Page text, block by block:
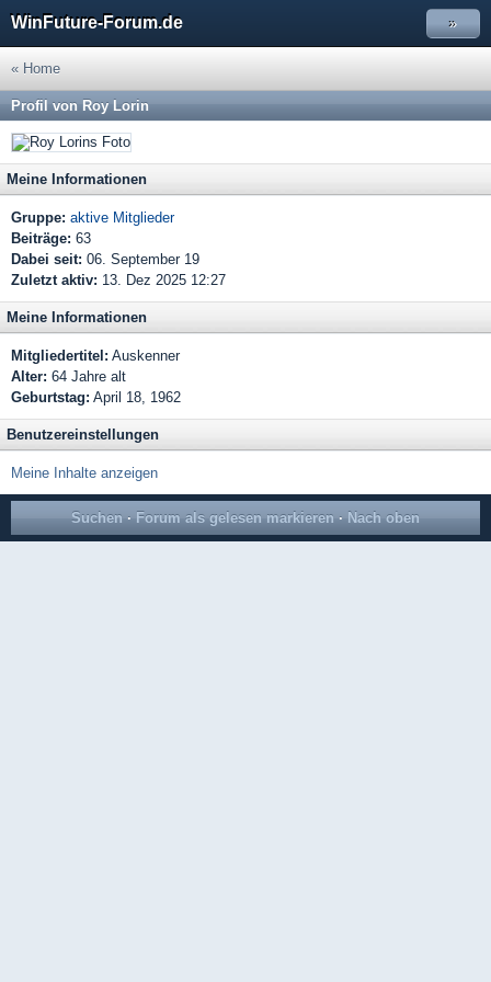
WinFuture-Forum.de »
« Home
Profil von Roy Lorin
Meine Informationen
Gruppe: aktive Mitglieder
Beiträge: 63
Dabei seit: 06. September 19
Zuletzt aktiv: 13. Dez 2025 12:27
Meine Informationen
Mitgliedertitel: Auskenner
Alter: 64 Jahre alt
Geburtstag: April 18, 1962
Benutzereinstellungen
Meine Inhalte anzeigen
Suchen · Forum als gelesen markieren · Nach oben